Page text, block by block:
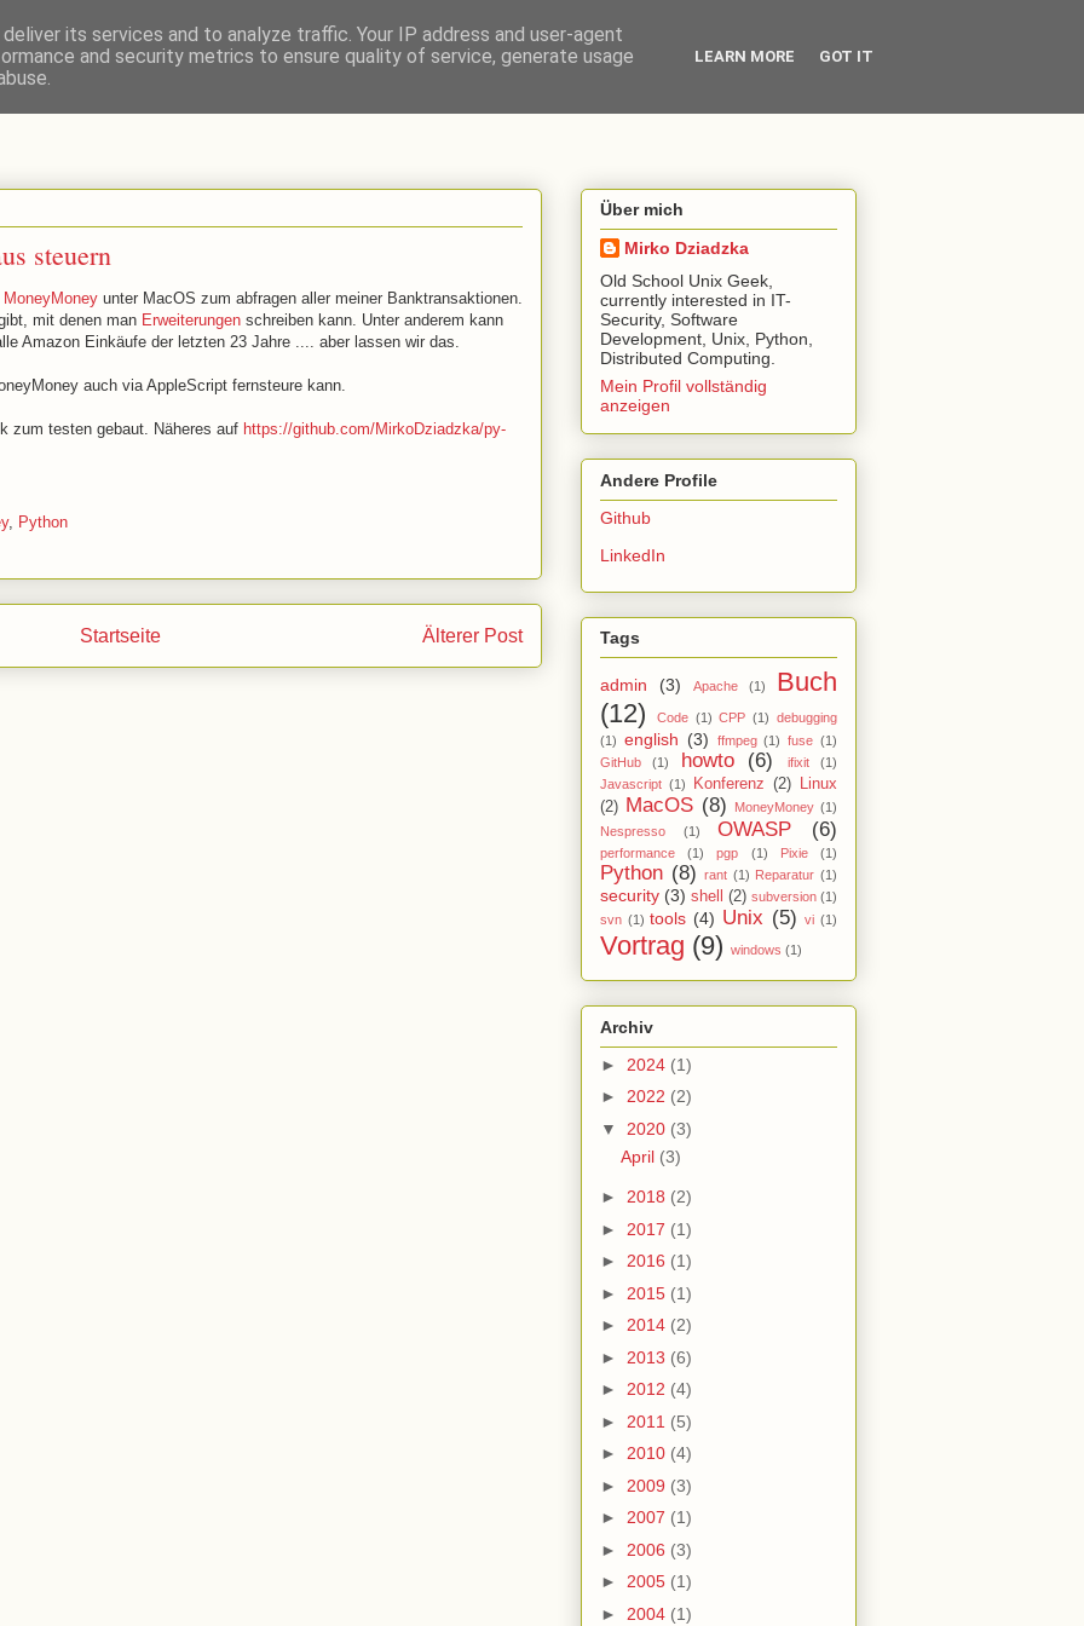
steuern
MoneyMoney unter MacOS zum abfragen aller meiner Banktransaktionen.
mit denen man Erweiterungen schreiben kann. Unter anderem kann
Amazon Einkäufe der letzten 23 Jahre .... aber lassen wir das.
auch via AppleScript fernsteure kann.
zum testen gebaut. Näheres auf https://github.com/MirkoDziadzka/py-
, Python
Älterer Post
Startseite
Über mich
Mirko Dziadzka
Old School Unix Geek,
currently interested in IT-
Security, Software
Development, Unix, Python,
Distributed Computing.
Mein Profil vollständig
anzeigen
Andere Profile
Github
LinkedIn
Tags
admin (3) Apache (1)
Buch
(12)
Code (1) CPP (1) debugging
(1) english (3) ffmpeg (1) fuse (1)
GitHub
(1) howto (6) ifixit
(1)
Javascript (1) Konferenz (2)
Linux
(2) MacOS (8) MoneyMoney (1)
Nespresso
(1) OWASP (6)
performance (1) pgp (1) Pixie (1)
Python (8) rant (1) Reparatur (1)
security (3) shell (2) subversion (1)
svn (1) tools (4) Unix (5) vi (1)
Vortrag (9) windows (1)
Archiv
► 2024 (1)
► 2022 (2)
▼ 2020 (3)
April (3)
► 2018 (2)
► 2017 (1)
► 2016 (1)
► 2015 (1)
► 2014 (2)
► 2013 (6)
► 2012 (4)
► 2011 (5)
► 2010 (4)
► 2009 (3)
► 2007 (1)
► 2006 (3)
► 2005 (1)
► 2004 (1)
its services and to analyze traffic. Your IP address and user-agent
and security metrics to ensure quality of service, generate usage
LEARN MORE GOT IT